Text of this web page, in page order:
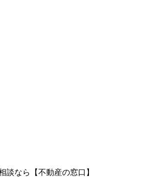
なら【不動産の窓口】